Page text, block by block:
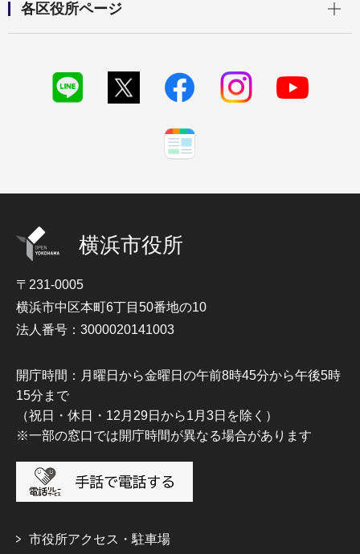
各区役所ページ
横浜市役所
〒231-0005
横浜市中区本町6丁目50番地の10
法人番号：3000020141003
開庁時間：月曜日から金曜日の午前8時45分から午後5時
15分まで
（祝日・休日・12月29日から1月3日を除く）
※一部の窓口では開庁時間が異なる場合があります
市役所アクセス・駐車場